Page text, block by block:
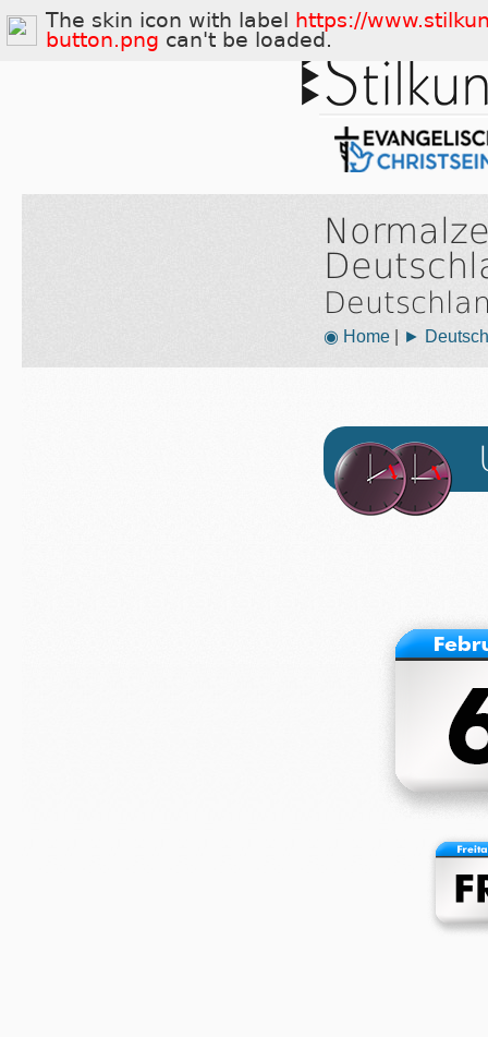
◉ Home| ►
The skin icon with label
https://
button.png can't be loaded.